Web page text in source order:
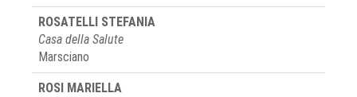
ROSATELLI STEFANIA
Casa della Salute
Marsciano
ROSI MARIELLA